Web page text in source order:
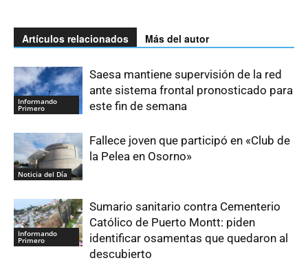
Artículos relacionados Más del autor
Informando
Primero
Saesa mantiene supervisión de la red
ante sistema frontal pronosticado para
este fin de semana
Noticia del Día
Fallece joven que participó en «Club de
la Pelea en Osorno»
Informando
Primero
Sumario sanitario contra Cementerio
Católico de Puerto Montt: piden
identificar osamentas que quedaron al
descubierto